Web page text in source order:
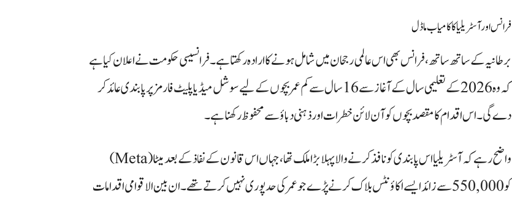
فرانس اور آسٹریلیا کا کامیاب ماڈل
برطانیہ کے ساتھ ساتھ، فرانس بھی اس عالمی رجحان میں شامل ہونے کا ارادہ رکھتا ہے۔ فرانسیسی حکومت نے اعلان کیا ہے
کہ وہ 2026 کے تعلیمی سال کے آغاز سے 16 سال سے کم عمر بچوں کے لیے سوشل میڈیا پلیٹ فارمز پر پابندی عائد کر
دے گی۔ اس اقدام کا مقصد بچوں کو آن لائن خطرات اور ذہنی دباؤ سے محفوظ رکھنا ہے۔
واضح رہے کہ آسٹریلیا اس پابندی کو نافذ کرنے والا پہلا بڑا ملک تھا، جہاں اس قانون کے نفاذ کے بعد میٹا (Meta)
کو 550,000 سے زائد ایسے اکاؤنٹس بلاک کرنے پڑے جو عمر کی حد پوری نہیں کرتے تھے۔ ان بین الاقوامی اقدامات